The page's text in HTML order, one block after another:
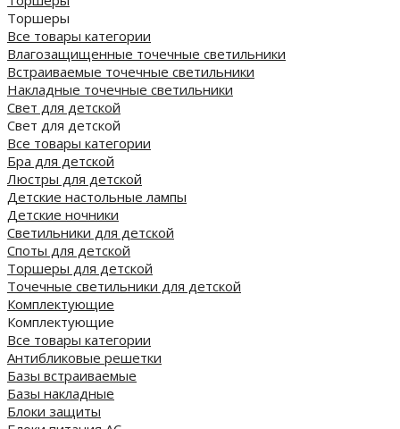
Торшеры
Все товары категории
Влагозащищенные точечные светильники
Встраиваемые точечные светильники
Накладные точечные светильники
Свет для детской
Свет для детской
Все товары категории
Бра для детской
Люстры для детской
Детские настольные лампы
Детские ночники
Светильники для детской
Споты для детской
Торшеры для детской
Точечные светильники для детской
Комплектующие
Комплектующие
Все товары категории
Антибликовые решетки
Базы встраиваемые
Базы накладные
Блоки защиты